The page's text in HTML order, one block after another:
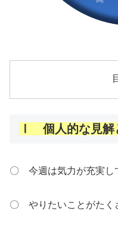
Ⅰ 個人的な見解
〇 今週は気力が充実し
〇 やりたいことがたく